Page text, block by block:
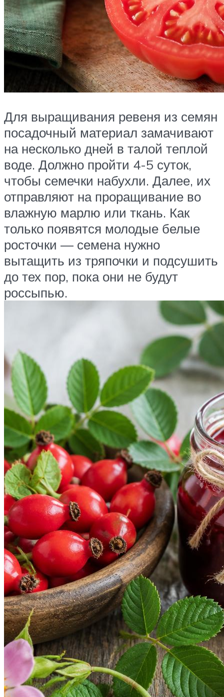
Для выращивания ревеня из семян
посадочный материал замачивают
на несколько дней в талой теплой
воде. Должно пройти 4-5 суток,
чтобы семечки набухли. Далее, их
отправляют на проращивание во
влажную марлю или ткань. Как
только появятся молодые белые
росточки — семена нужно
вытащить из тряпочки и подсушить
до тех пор, пока они не будут
россыпью.